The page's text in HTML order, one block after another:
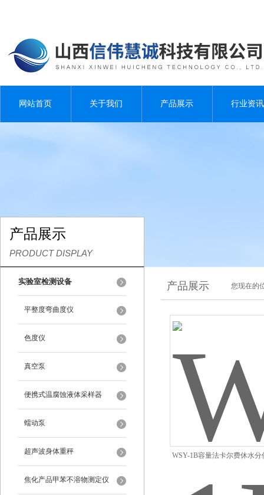
网站首页 关于我们 产品展示 行业资讯
产品展示
PRODUCT DISPLAY
实验室检测设备
平整度弯曲度仪
色度仪
真空泵
便携式温腐蚀液体采样器
蠕动泵
超声波身体重秤
焦化产品甲苯不溶物测定仪
产品展示 您现在的
WSY-1B容量法卡尔费休水分